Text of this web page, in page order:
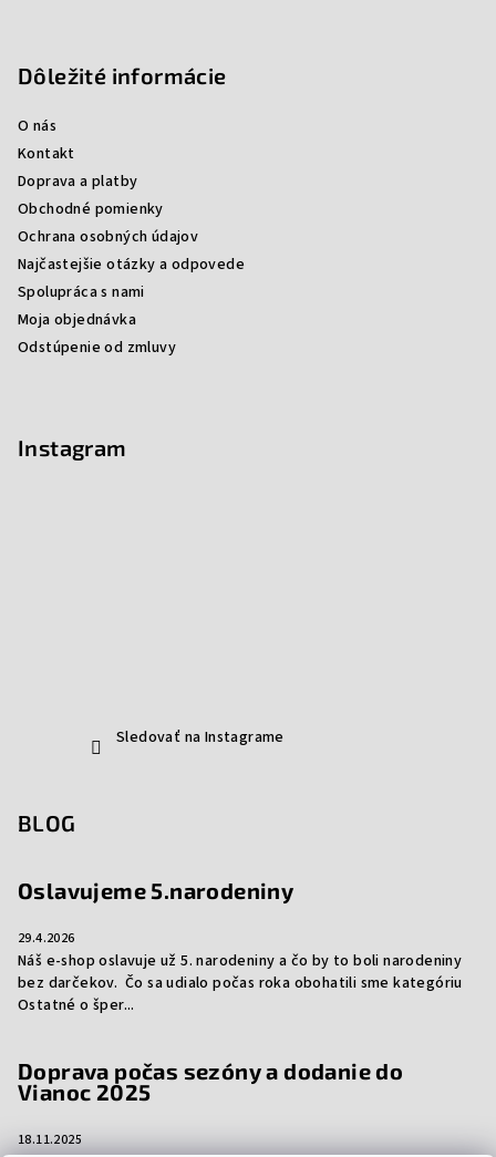
Dôležité informácie
O nás
Kontakt
Doprava a platby
Obchodné pomienky
Ochrana osobných údajov
Najčastejšie otázky a odpovede
Spolupráca s nami
Moja objednávka
Odstúpenie od zmluvy
Instagram
Sledovať na Instagrame
BLOG
Oslavujeme 5.narodeniny
29.4.2026
Náš e-shop oslavuje už 5. narodeniny a čo by to boli narodeniny
bez darčekov. Čo sa udialo počas roka obohatili sme kategóriu
Ostatné o šper...
Doprava počas sezóny a dodanie do
Vianoc 2025
18.11.2025